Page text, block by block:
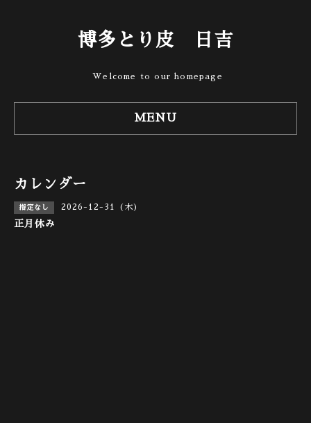
博多とり皮 日吉
Welcome to our homepage
MENU
カレンダー
指定なし 2026-12-31 (木)
正月休み